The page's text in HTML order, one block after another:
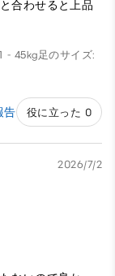
合わせると上品
- 45kg足のサイズ:
告 役に立った 0
2026/7/2